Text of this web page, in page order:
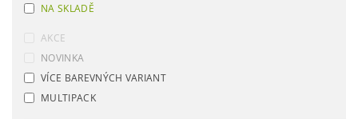
NA SKLADĚ
AKCE
NOVINKA
VÍCE BAREVNÝCH VARIANT
MULTIPACK